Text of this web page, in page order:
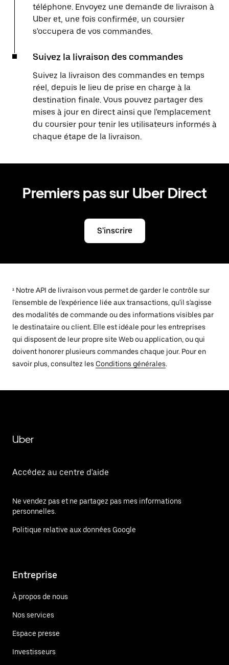
téléphone. Envoyez une demande de livraison à
Uber et, une fois confirmée, un coursier
s'occupera de vos commandes.
Suivez la livraison des commandes
Suivez la livraison des commandes en temps
réel, depuis le lieu de prise en charge à la
destination finale. Vous pouvez partager des
mises à jour en direct ainsi que l'emplacement
du coursier pour tenir les utilisateurs informés à
chaque étape de la livraison.
Premiers pas sur Uber Direct
S'inscrire
¹ Notre API de livraison vous permet de garder le contrôle sur
l'ensemble de l'expérience liée aux transactions, qu'il s'agisse
des modalités de commande ou des informations visibles par
le destinataire ou client. Elle est idéale pour les entreprises
qui disposent de leur propre site Web ou application, ou qui
doivent honorer plusieurs commandes chaque jour. Pour en
savoir plus, consultez les Conditions générales.
Uber
Accédez au centre d'aide
Ne vendez pas et ne partagez pas mes informations
personnelles.
Politique relative aux données Google
Entreprise
À propos de nous
Nos services
Espace presse
Investisseurs